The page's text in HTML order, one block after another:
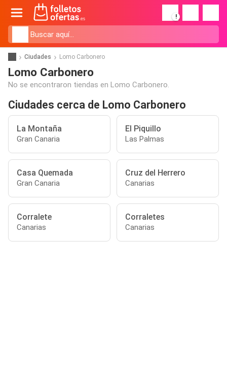
!
Ciudades Lomo Carbonero
Lomo Carbonero
No se encontraron tiendas en Lomo Carbonero.
Ciudades cerca de Lomo Carbonero
La Montaña
Gran Canaria
El Piquillo
Las Palmas
Casa Quemada
Gran Canaria
Cruz del Herrero
Canarias
Corralete
Canarias
Corraletes
Canarias